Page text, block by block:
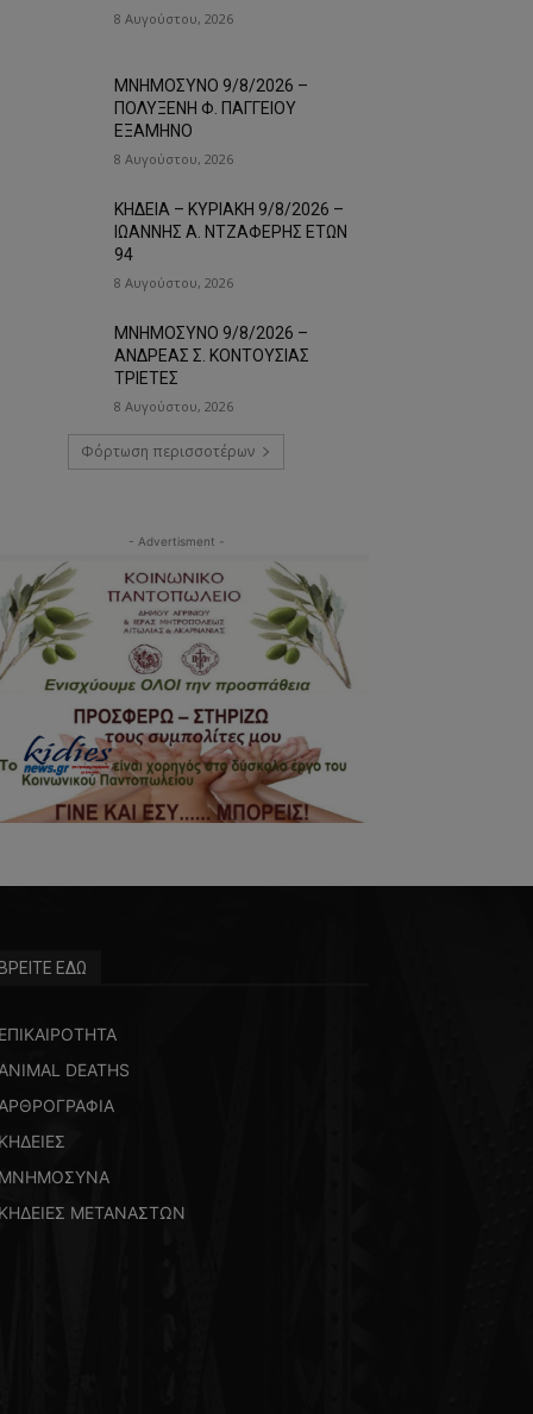
8 Αυγούστου, 2026
ΜΝΗΜΟΣΥΝΟ 9/8/2026 –
ΠΟΛΥΞΕΝΗ Φ. ΠΑΓΓΕΙΟΥ
ΕΞΑΜΗΝΟ
8 Αυγούστου, 2026
ΚΗΔΕΙΑ – ΚΥΡΙΑΚΗ 9/8/2026 –
ΙΩΑΝΝΗΣ Α. ΝΤΖΑΦΕΡΗΣ ΕΤΩΝ
94
8 Αυγούστου, 2026
ΜΝΗΜΟΣΥΝΟ 9/8/2026 –
ΑΝΔΡΕΑΣ Σ. ΚΟΝΤΟΥΣΙΑΣ
ΤΡΙΕΤΕΣ
8 Αυγούστου, 2026
Φόρτωση περισσοτέρων
- Advertisment -
ΕΔΩ
DEATHS
ΜΕΤΑΝΑΣΤΩΝ